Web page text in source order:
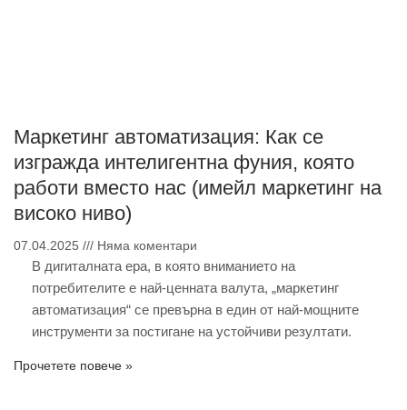
Маркетинг автоматизация: Как се
изгражда интелигентна фуния, която
работи вместо нас (имейл маркетинг на
високо ниво)
07.04.2025 Няма коментари
В дигиталната ера, в която вниманието на
потребителите е най-ценната валута, „маркетинг
автоматизация“ се превърна в един от най-мощните
инструменти за постигане на устойчиви резултати.
Прочетете повече »